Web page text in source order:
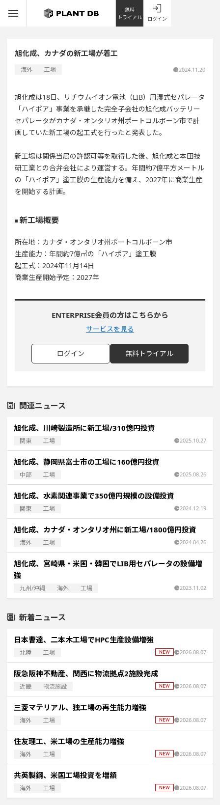
無料
トライアル
ログイン
旭化成、カナダの新工場が着工
海外 工場 2024.11.20
旭化成は18日、リチウムイオン電池（LIB）用湿式セパレータ
「ハイポア」事業を承継した完全子会社の旭化成バッテリー
セパレータがカナダ・オンタリオ州ポートコルボーン市で計
画していた新工場の起工式を行ったと発表した。
新工場は関係当局の許認可等を取得した後、旭化成と本田技
研工業との合弁会社により運営する。年間約7億平方メートル
の「ハイポア」塗工膜の生産能力を備え、2027年に商業生産
を開始する計画。
新工場概要
所在地：カナダ・オンタリオ州ポートコルボーン市
生産能力：年間約7億㎡の「ハイポア」塗工膜
起工式：2024年11月14日
商業生産開始予定：2027年
ENTERPRISE会員の方はこちらから
サービスを見る
ログイン 無料トライアル
関連ニュース
旭化成、川崎製造所に新工場/310億円投資
関東 工場 2025.10.27
旭化成、静岡県富士市の工場に160億円投資
中部 工場 2025.08.26
旭化成、水素関連事業で350億円規模の設備投資
関東 工場 2024.12.19
旭化成、カナダ・オンタリオ州に新工場/1800億円投資
海外 工場 2024.04.26
旭化成、宮崎県・米国・韓国でLIB用セパレータの設備増
強
九州/沖縄 海外 工場 2023.11.02
新着ニュース
日本曹達、二本木工場でHPC生産設備増強
北陸 工場 2026.08.07
阪急阪神不動産、関西に物流拠点2施設完成
近畿 物流施設 2026.08.07
三菱マテリアル、独工場の再生能力増強
海外 工場 2026.08.07
住友理工、米工場の生産能力増強
海外 工場 2026.08.07
共英製鋼、米国工場投資を増額
海外 工場 2026.08.07